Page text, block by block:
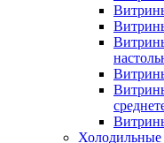
Холодильные